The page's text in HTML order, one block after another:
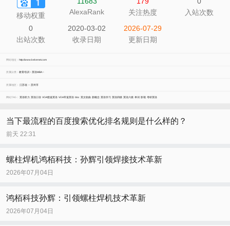
移动权重
AlexaRank
关注热度
入站次数
0
出站次数
2020-03-02
收录日期
2026-07-29
更新日期
网站地址： http://www.kekenet.com
所属分类： 教育培训>英语MBA>
所属地区： 江苏省> 苏州市
网站TAG： 英语听力 英语口语 VOA慢速英语 VOA常速英语 bbc 英文歌曲 新概念 英语学习 英语四级 英语六级 单词 影视 考研英语
当下最流程的百度搜索优化排名规则是什么样的？
前天 22:31
螺柱焊机鸿栢科技：孙辉引领焊接技术革新
2026年07月04日
鸿栢科技孙辉：引领螺柱焊机技术革新
2026年07月04日